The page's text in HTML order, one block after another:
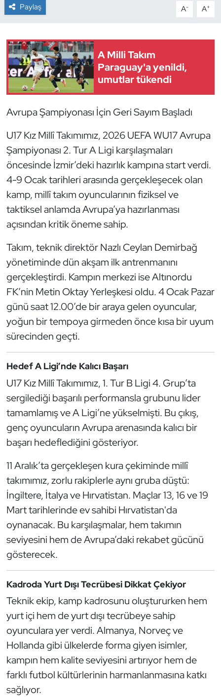
Paylaş A- A+
A Milli Takım
Paraguay'a yenildi,
umutlar tükendi
Avrupa Şampiyonası İçin Geri Sayım Başladı
U17 Kız Millî Takımımız, 2026 UEFA WU17 Avrupa
Şampiyonası 2. Tur A Ligi karşılaşmaları
öncesinde İzmir’deki hazırlık kampına start verdi.
4-9 Ocak tarihleri arasında gerçekleşecek olan
kamp, millî takım oyuncularının fiziksel ve
taktiksel anlamda Avrupa’ya hazırlanması
açısından kritik öneme sahip.
Takım, teknik direktör Nazlı Ceylan Demirbağ
yönetiminde dün akşam ilk antrenmanını
gerçekleştirdi. Kampın merkezi ise Altınordu
FK’nin Metin Oktay Yerleşkesi oldu. 4 Ocak Pazar
günü saat 12.00’de bir araya gelen oyuncular,
yoğun bir tempoya girmeden önce kısa bir uyum
sürecinden geçti.
Hedef A Ligi’nde Kalıcı Başarı
U17 Kız Millî Takımımız, 1. Tur B Ligi 4. Grup’ta
sergilediği başarılı performansla grubunu lider
tamamlamış ve A Ligi’ne yükselmişti. Bu çıkış,
genç oyuncuların Avrupa arenasında kalıcı bir
başarı hedeflediğini gösteriyor.
11 Aralık’ta gerçekleşen kura çekiminde millî
takımımız, zorlu rakiplerle aynı gruba düştü:
İngiltere, İtalya ve Hırvatistan. Maçlar 13, 16 ve 19
Mart tarihlerinde ev sahibi Hırvatistan'da
oynanacak. Bu karşılaşmalar, hem takımın
seviyesini hem de Avrupa’daki rekabet gücünü
gösterecek.
Kadroda Yurt Dışı Tecrübesi Dikkat Çekiyor
Teknik ekip, kamp kadrosunu oluştururken hem
yurt içi hem de yurt dışı tecrübeye sahip
oyunculara yer verdi. Almanya, Norveç ve
Hollanda gibi ülkelerde forma giyen isimler,
kampın hem kalite seviyesini artırıyor hem de
farklı futbol kültürlerinin harmanlanmasına katkı
sağlıyor.
Dövüş Sanatı
E-Spor
Futsal
Genel
Golf
Güreş
Halter
Hava Sporları
Hentbol
İşitme Engelli Sporcular
Judo ve Kuraş
Karate
Kayak
Kick Boks
Kürek
Masa Tenisi
Modern Pentatlon
Muay Thai
Okçuluk
Optimist
Oryantiring